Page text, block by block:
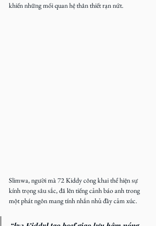
khiến những mối quan hệ thân thiết rạn nứt.
Slimwa, người mà 72 Kiddy công khai thể hiện sự
kính trọng sâu sắc, đã lên tiếng cảnh báo anh trong
một phát ngôn mang tính nhắn nhủ đầy cảm xúc.